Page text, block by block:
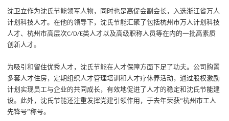
沈卫立作为沈氏节能领军人物， 同时也是高促会副会长， 入选浙江省万人
计划科技人才。在他的领导下，沈氏节能汇聚了包括杭州市万人计划科技
人才、杭州市高层次C/D/E类人才以及高级职称人员等在内的一批高素质
创新人才。
为吸引和 留住优秀人才，沈氏节能在人才保障方面下足了功夫。公司购置
多套人才住房，定期组织人才管理培训和 人才疗休养活动，通过股权激励
计划 实现员工与企业的共同成长，有效地促进了人才的稳定和沈氏节能建
设。此外，沈氏节能还注重发挥党建引领作用，于去年荣获“杭州市工人
先锋号”称号。